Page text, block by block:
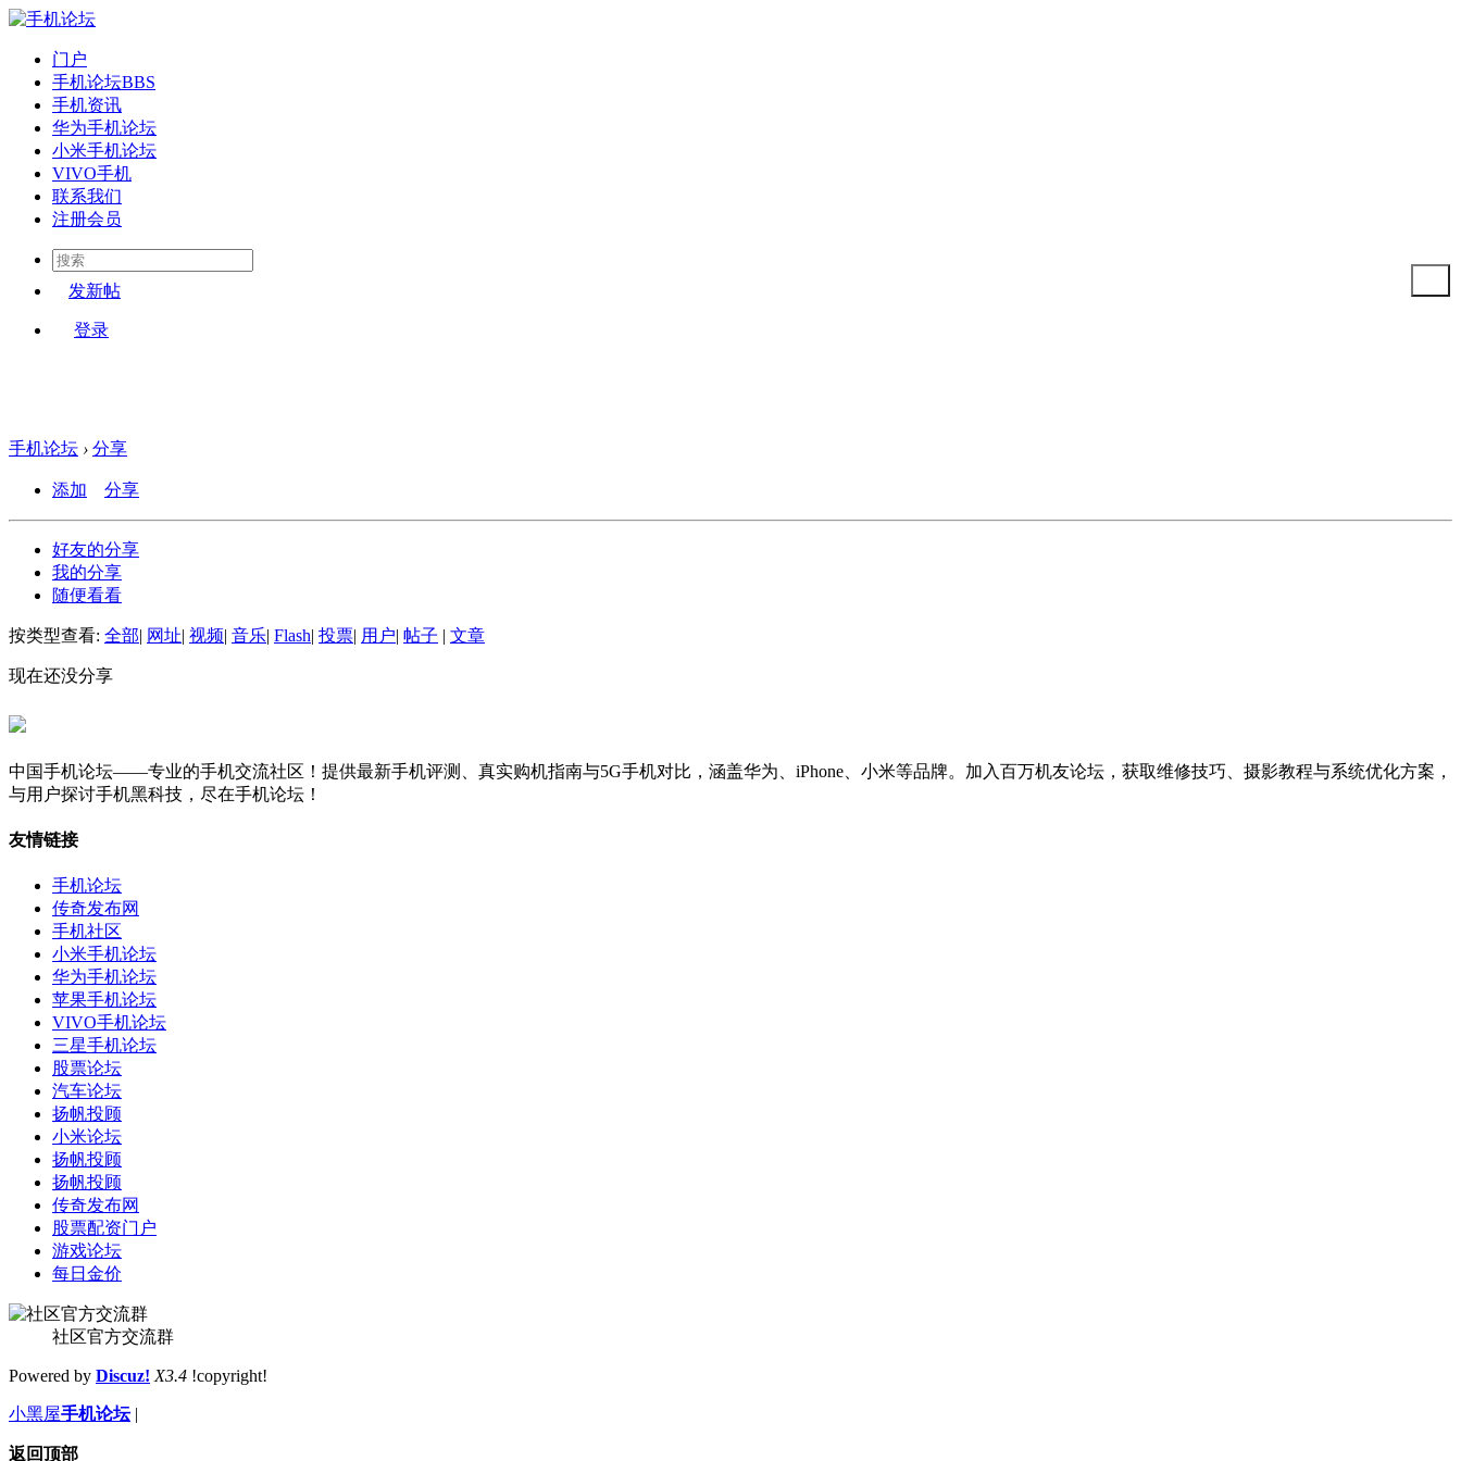
门户
手机论坛BBS
手机资讯
华为手机论坛
小米手机论坛
VIVO手机
联系我们
注册会员
发新帖
登录
手机论坛 › 分享
添加 分享
好友的分享
我的分享
随便看看
按类型查看: 全部| 网址| 视频| 音乐| Flash| 投票| 用户| 帖子 | 文章
现在还没分享
中国手机论坛——专业的手机交流社区！提供最新手机评测、真实购机指南与5G手机对比，涵盖华为、iPhone、小米等品牌。加入百万机友论坛，获取维修技巧、摄影教程与系统优化方案，
与用户探讨手机黑科技，尽在手机论坛！
友情链接
手机论坛
传奇发布网
手机社区
小米手机论坛
华为手机论坛
苹果手机论坛
VIVO手机论坛
三星手机论坛
股票论坛
汽车论坛
扬帆投顾
小米论坛
扬帆投顾
扬帆投顾
传奇发布网
股票配资门户
游戏论坛
每日金价
社区官方交流群
Powered by Discuz! X3.4 !copyright!
小黑屋手机论坛 |
返回顶部